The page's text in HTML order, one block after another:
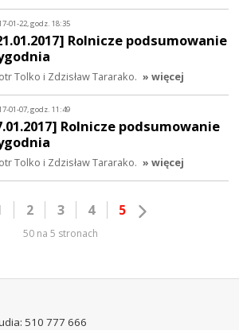
01-22, godz. 18:35
Rolnicze podsumowanie
Tolko i Zdzisław Tararako. » więcej
01-07, godz. 11:49
Rolnicze podsumowanie
Tolko i Zdzisław Tararako. » więcej
2 3 4 5
50 na 5 stronach
510 777 666